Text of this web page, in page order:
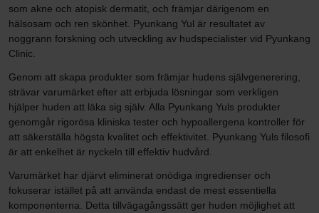
som akne och atopisk dermatit, och främjar därigenom en
hälsosam och ren skönhet. Pyunkang Yul är resultatet av
noggrann forskning och utveckling av hudspecialister vid Pyunkang
Clinic.
Genom att skapa produkter som främjar hudens självgenerering,
strävar varumärket efter att erbjuda lösningar som verkligen
hjälper huden att läka sig själv. Alla Pyunkang Yuls produkter
genomgår rigorösa kliniska tester och hypoallergena kontroller för
att säkerställa högsta kvalitet och effektivitet. Pyunkang Yuls filosofi
är att enkelhet är nyckeln till effektiv hudvård.
Varumärket har djärvt eliminerat onödiga ingredienser och
fokuserar istället på att använda endast de mest essentiella
komponenterna. Detta tillvägagångssätt ger huden möjlighet att